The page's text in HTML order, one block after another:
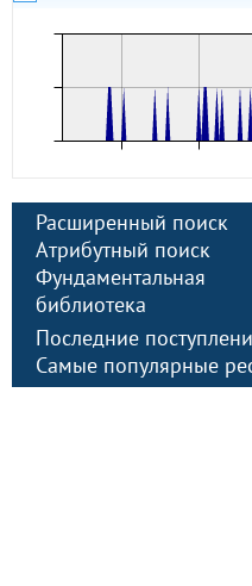
Расширенный поиск
Атрибутный поиск
Фундаментальная
библиотека
Последние
Самые популярные